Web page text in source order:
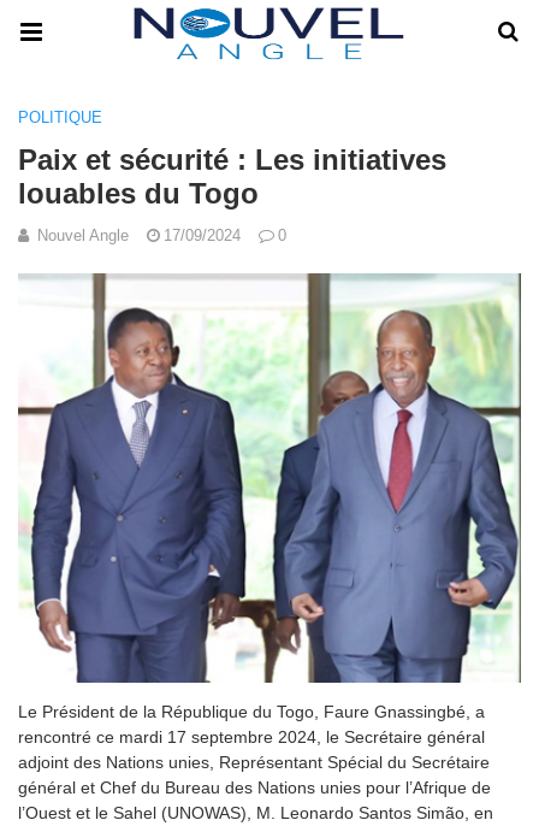
POLITIQUE
Paix et sécurité : Les initiatives
louables du Togo
Nouvel Angle 17/09/2024 0
Le Président de la République du Togo, Faure Gnassingbé, a
rencontré ce mardi 17 septembre 2024, le Secrétaire général
adjoint des Nations unies, Représentant Spécial du Secrétaire
général et Chef du Bureau des Nations unies pour l’Afrique de
l’Ouest et le Sahel (UNOWAS), M. Leonardo Santos Simão, en